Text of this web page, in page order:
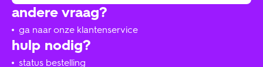
hulp nodig?
status bestelling
andere vraag?
ga naar onze klantenservice